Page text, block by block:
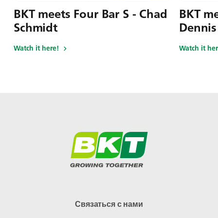
BKT meets Four Bar S - Chad
Schmidt
Watch it here!
BKT
Watch it
Связаться с нами